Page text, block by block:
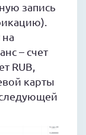
запись
– счет
RUB,
карты